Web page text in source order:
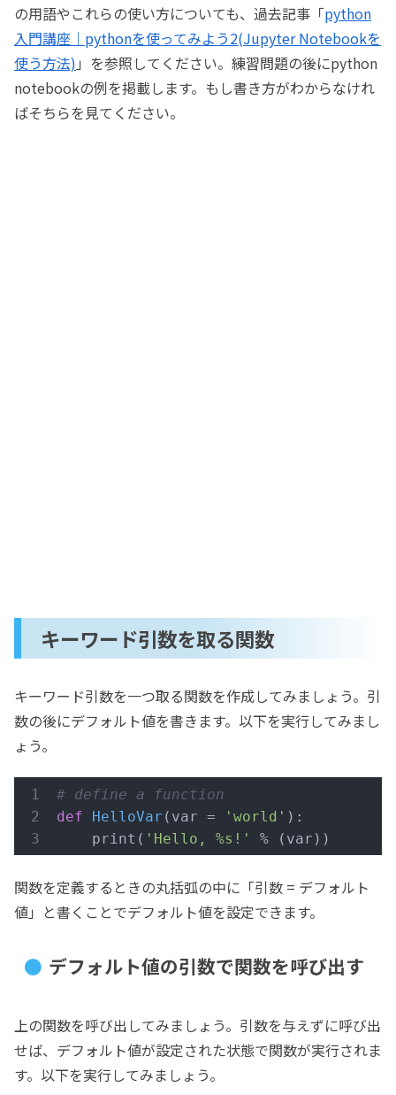
の用語やこれらの使い方についても、過去記事「python
入門講座｜pythonを使ってみよう2(Jupyter Notebookを
使う方法) 」を参照してください。練習問題の後にpython
notebookの例を掲載します。もし書き方がわからなけれ
ばそちらを見てください。
キーワード引数を取る関数
キーワード引数を一つ取る関数を作成してみましょう。引
数の後にデフォルト値を書きます。以下を実行してみまし
ょう。
# define a function
def
HelloVar (var = 'world' ) :
    print(
'Hello, %s!' % (var))
関数を定義するときの丸括弧の中に「引数 = デフォルト
値」と書くことでデフォルト値を設定できます。
デフォルト値の引数で関数を呼び出す
上の関数を呼び出してみましょう。引数を与えずに呼び出
せば、デフォルト値が設定された状態で関数が実行されま
す。以下を実行してみましょう。